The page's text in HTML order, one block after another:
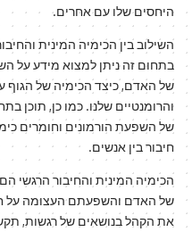
היחסים שלו עם אחרים.
השילוב בין הכימיה המינית
בתחום זה ניתן למצוא מידע על
של האדם, כיצד הכימיה של הגוף
והרומנטיים שלנו. כמו כן, תוכן
של השפעת הורמונים וחומרים
חיבור בין אנשים.
הכימיה המינית והחיבור
של האדם והשפעתם העצומה על
את הקהל בנושאים של רגשות,